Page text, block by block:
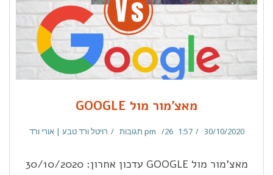
מאצ'מור מול GOOGLE
30/10/2020
1:57 pm 26 תגובות רויטל ורד טבע | אורי ורד
מאצ'מור מול GOOGLE עדכון אחרון: 30/10/2020